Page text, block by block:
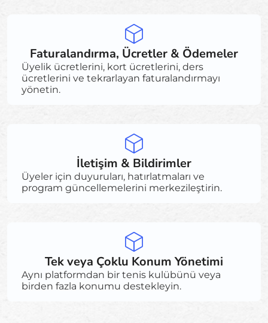
Faturalandırma, Ücretler & Ödemeler
Üyelik ücretlerini, kort ücretlerini, ders
ücretlerini ve tekrarlayan faturalandırmayı
yönetin.
İletişim & Bildirimler
Üyeler için duyuruları, hatırlatmaları ve
program güncellemelerini merkezileştirin.
Tek veya Çoklu Konum Yönetimi
Aynı platformdan bir tenis kulübünü veya
birden fazla konumu destekleyin.